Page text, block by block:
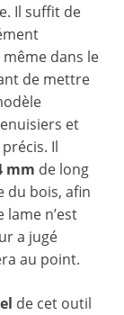
Il suffit de
même dans le
de mettre
et
Il
mm de long
du bois, afin
lame n’est
a jugé
au point.
de cet outil